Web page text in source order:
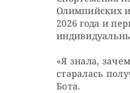
Олимпийских
2026 года и
«Я знала,
старалась
Бота.